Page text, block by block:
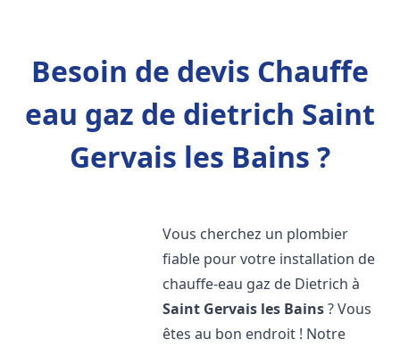
Besoin de devis Chauffe
eau gaz de dietrich Saint
Gervais les Bains ?
Vous cherchez un plombier
fiable pour votre installation de
chauffe-eau gaz de Dietrich à
Saint Gervais les Bains? Vous
êtes au bon endroit ! Notre